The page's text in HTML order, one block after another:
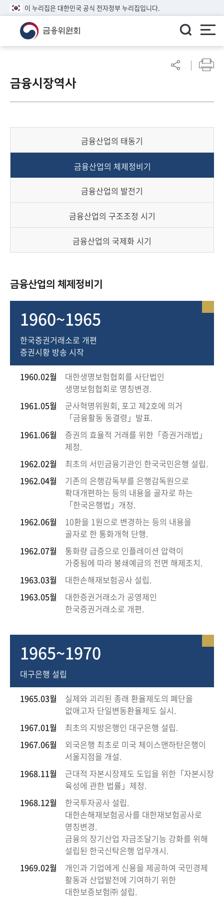
이 누리집은 대한민국 공식 전자정부 누리집입니다.
린
이알
보
공
행
금융시장역사
금융산업의 태동기
금융산업의 체제정비기
금융산업의 발전기
금융산업의 구조조정 시기
금융산업의 국제화 시기
금융산업의 체제정비기
1960~1965
한국증권거래소로 개편
증권시황 방송 시작
1960.02월
대한생명보험협회를 사단법인
생명보험협회로 명칭변경.
1961.05월
군사혁명위원회, 포고 제2호에 의거
「금융활동 동결령」발표.
1961.06월
증권의 효율적 거래를 위한「증권거래법」
제정.
1962.02월
최초의 서민금융기관인 한국국민은행 설립.
1962.04월
기존의 은행감독부를 은행감독원으로
확대개편하는 등의 내용을 골자로 하는
「한국은행법」개정.
1962.06월
10환을 1원으로 변경하는 등의 내용을
골자로 한 통화개혁 단행.
1962.07월
통화량 급증으로 인플레이션 압력이
가중됨에 따라 봉쇄예금의 전면 해제조치.
1963.03월
대한손해재보험공사 설립.
1963.05월
대한증권거래소가 공영제인
한국증권거래소로 개편.
1965~1970
대구은행 설립
1965.03월
실제와 괴리된 종래 환율제도의 폐단을
없애고자 단일변동환율제도 실시.
1967.01월
최초의 지방은행인 대구은행 설립.
1967.06월
외국은행 최초로 미국 체이스맨하탄은행이
서울지점을 개설.
1968.11월
근대적 자본시장제도 도입을 위한「자본시장
육성에 관한 법률」제정.
1968.12월
한국투자공사 설립.
대한손해재보험공사를 대한재보험공사로
명칭변경.
금융의 장기산업 자금조달기능 강화를 위해
설립된 한국신탁은행 업무개시.
1969.02월
개인과 기업에게 신용을 제공하여 국민경제
활동과 산업발전에 기여하기 위한
대한보증보험㈜ 설립.